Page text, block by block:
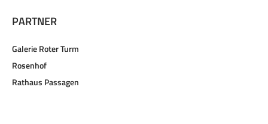
PARTNER
Galerie Roter Turm
Rosenhof
Rathaus Passagen